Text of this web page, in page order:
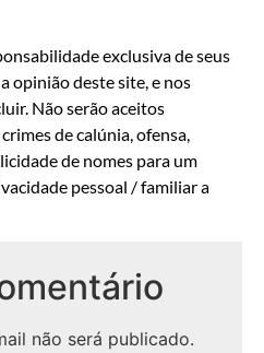
exclusiva de seus
opinião deste site, e nos
Não serão aceitos
de calúnia, ofensa,
de nomes para um
pessoal / familiar a
não será publicado.